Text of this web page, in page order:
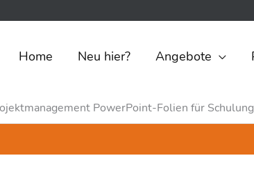
Home Neu hier? Angebote
PowerPoint-Folien für